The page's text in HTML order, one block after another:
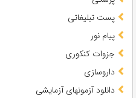
پست تبلیغاتی
پیام نور
جزوات کنکوری
داروسازی
دانلود آزمونهای آزمایشی